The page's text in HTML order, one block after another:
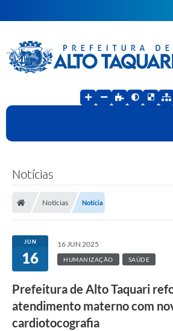
Notícias
Notícias Notícia
JUN
16
16 JUN 2025
HUMANIZAÇÃO SAÚDE
Prefeitura de Alto Taquari
atendimento materno com
cardiotocografia